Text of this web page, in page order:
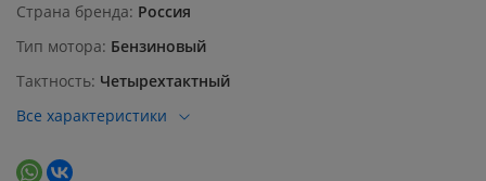
Страна бренда Россия
Тип мотора Бензиновый
Тактность Четырехтактный
Все характеристики